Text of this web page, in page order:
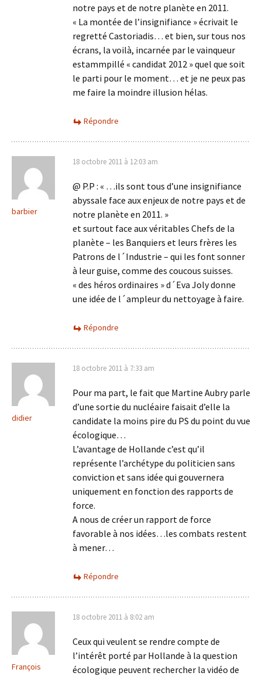
notre pays et de notre planète en 2011.
« La montée de l’insignifiance » écrivait le
regretté Castoriadis… et bien, sur tous nos
écrans, la voilà, incarnée par le vainqueur
estammpillé « candidat 2012 » quel que soit
le parti pour le moment… et je ne peux pas
me faire la moindre illusion hélas.
Répondre
barbier
18 octobre 2011 à 12:03 am
@ P.P : « …ils sont tous d’une insignifiance
abyssale face aux enjeux de notre pays et de
notre planète en 2011. »
et surtout face aux véritables Chefs de la
planète – les Banquiers et leurs frères les
Patrons de l´Industrie – qui les font sonner
à leur guise, comme des coucous suisses.
« des héros ordinaires » d´Eva Joly donne
une idée de l´ampleur du nettoyage à faire.
Répondre
didier
18 octobre 2011 à 7:33 am
Pour ma part, le fait que Martine Aubry parle
d’une sortie du nucléaire faisait d’elle la
candidate la moins pire du PS du point du vue
écologique…
L’avantage de Hollande c’est qu’il
représente l’archétype du politicien sans
conviction et sans idée qui gouvernera
uniquement en fonction des rapports de
force.
A nous de créer un rapport de force
favorable à nos idées…les combats restent
à mener…
Répondre
François
18 octobre 2011 à 8:02 am
Ceux qui veulent se rendre compte de
l’intérêt porté par Hollande à la question
écologique peuvent rechercher la vidéo de